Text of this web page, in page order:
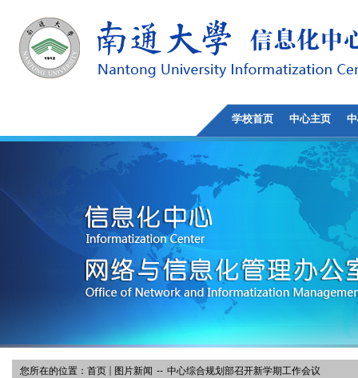
学校首页 中心主页
您所在的位置： 首页 图片新闻 -- 中心综合规划部召开新学期工作会议